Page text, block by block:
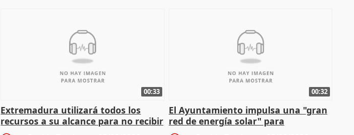
00:33
Extremadura utilizará todos los
recursos a su alcance para no recibir
más menores migrantes
00:32
El Ayuntamiento impulsa una "gran
red de energía solar" para
autoconsumo